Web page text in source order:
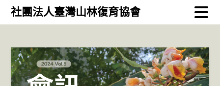
Skip社團法人臺灣山林復育協會